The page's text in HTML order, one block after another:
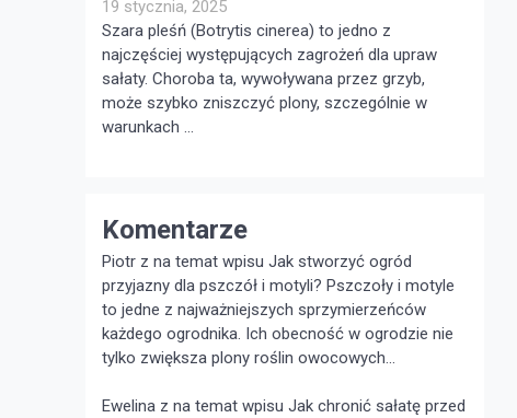
19 stycznia, 2025
Szara pleśń (Botrytis cinerea) to jedno z
najczęściej występujących zagrożeń dla upraw
sałaty. Choroba ta, wywoływana przez grzyb,
może szybko zniszczyć plony, szczególnie w
warunkach …
Komentarze
Piotr z na temat wpisu Jak stworzyć ogród
przyjazny dla pszczół i motyli? Pszczoły i motyle
to jedne z najważniejszych sprzymierzeńców
każdego ogrodnika. Ich obecność w ogrodzie nie
tylko zwiększa plony roślin owocowych...
Ewelina z na temat wpisu Jak chronić sałatę przed